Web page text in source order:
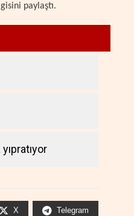
paylaştı.
X Telegram